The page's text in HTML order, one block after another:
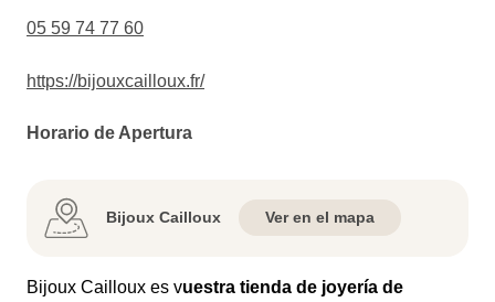
05 59 74 77 60
https://bijouxcailloux.fr/
Horario de Apertura
Bijoux Cailloux Ver en el mapa
Bijoux Cailloux es vuestra tienda de joyería de